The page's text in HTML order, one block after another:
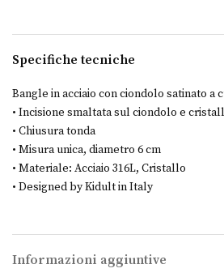
Specifiche tecniche
Bangle in acciaio con ciondolo satinato a
• Incisione smaltata sul ciondolo e
• Chiusura tonda
• Misura unica, diametro 6 cm
• Materiale: Acciaio 316L, Cristallo
• Designed by Kidult in Italy
Informazioni aggiuntive